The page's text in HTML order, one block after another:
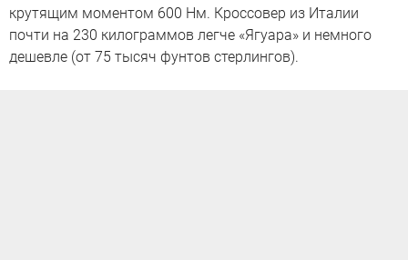
крутящим моментом 600 Нм. Кроссовер из Италии
почти на 230 килограммов легче «Ягуара» и немного
дешевле (от 75 тысяч фунтов стерлингов).